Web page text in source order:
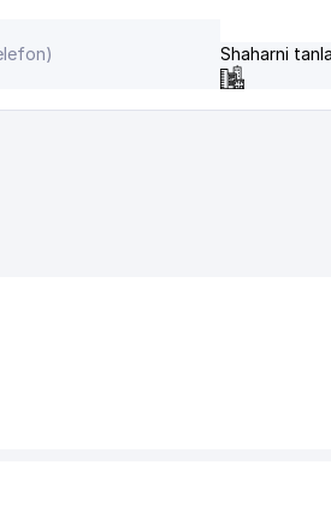
Shaharni